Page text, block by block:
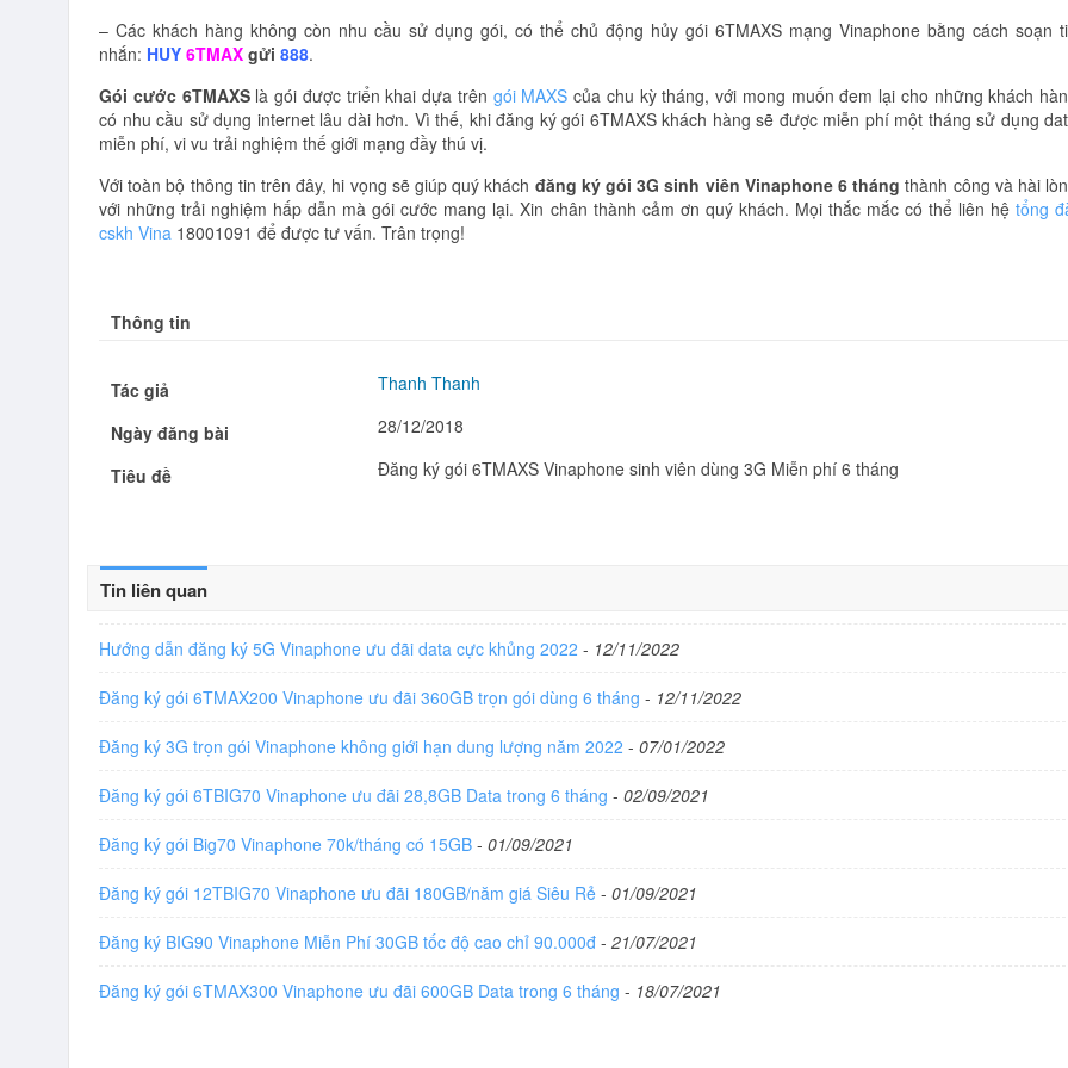
– Các khách hàng không còn nhu cầu sử dụng gói, có thể chủ động hủy gói 6TMAXS mạng Vinaphone bằng cách soạn
nhắn: HUY 6TMAX gửi 888.
Gói cước 6TMAXSlà gói được triển khai dựa trên gói MAXS của chu kỳ tháng, với mong muốn đem lại cho những khách
có nhu cầu sử dụng internet lâu dài hơn. Vì thế, khi đăng ký gói 6TMAXS khách hàng sẽ được miễn phí một tháng sử dụng
miễn phí, vi vu trải nghiệm thế giới mạng đầy thú vị.
Với toàn bộ thông tin trên đây, hi vọng sẽ giúp quý khách đăng ký gói 3G sinh viên Vinaphone 6 tháng thành công và hài
với những trải nghiệm hấp dẫn mà gói cước mang lại. Xin chân thành cảm ơn quý khách. Mọi thắc mắc có thể liên hệtổng
cskh Vina 18001091 để được tư vấn. Trân trọng!
Thông tin
Tác giả Thanh Thanh
Ngày đăng bài 28/12/2018
Tiêu đề Đăng ký gói 6TMAXS Vinaphone sinh viên dùng 3G Miễn phí 6 tháng
Tin liên quan
Hướng dẫn đăng ký 5G Vinaphone ưu đãi data cực khủng 2022 - 12/11/2022
Đăng ký gói 6TMAX200 Vinaphone ưu đãi 360GB trọn gói dùng 6 tháng - 12/11/2022
Đăng ký 3G trọn gói Vinaphone không giới hạn dung lượng năm 2022 - 07/01/2022
Đăng ký gói 6TBIG70 Vinaphone ưu đãi 28,8GB Data trong 6 tháng - 02/09/2021
Đăng ký gói Big70 Vinaphone 70k/tháng có 15GB - 01/09/2021
Đăng ký gói 12TBIG70 Vinaphone ưu đãi 180GB/năm giá Siêu Rẻ - 01/09/2021
Đăng ký BIG90 Vinaphone Miễn Phí 30GB tốc độ cao chỉ 90.000đ - 21/07/2021
Đăng ký gói 6TMAX300 Vinaphone ưu đãi 600GB Data trong 6 tháng - 18/07/2021